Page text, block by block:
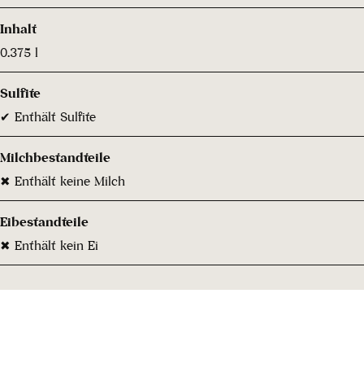
Inhalt
0.375 l
Sulfite
✔ Enthält Sulfite
Milchbestandteile
✖ Enthält keine Milch
Eibestandteile
✖ Enthält kein Ei